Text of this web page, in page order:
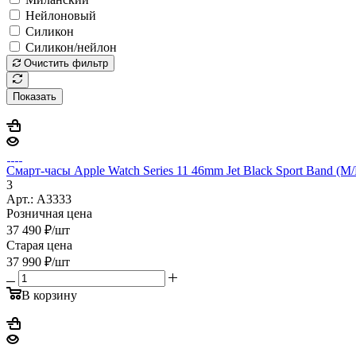
Нейлоновый
Силикон
Силикон/нейлон
Очистить фильтр
Показать
Смарт-часы Apple Watch Series 11 46mm Jet Black Sport Band
3
Арт.: A3333
Розничная цена
37 490 ₽/шт
Старая цена
37 990 ₽/шт
В корзину